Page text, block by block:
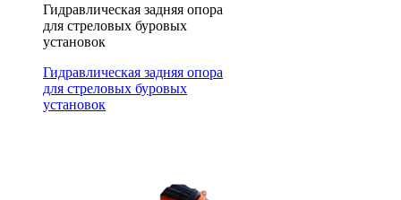
Гидравлическая задняя опора
для стреловых буровых
установок
Гидравлическая задняя опора
для стреловых буровых
установок